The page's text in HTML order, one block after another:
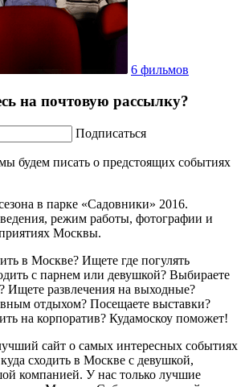
6 фильмов
на почтовую рассылку?
Подписаться
будем писать о предстоящих событиях
в парке «Садовники» 2016.
режим работы, фотографии и
Москвы.
в Москве? Ищете где погулять
с парнем или девушкой? Выбираете
Ищете развлечения на выходные?
отдыхом? Посещаете выставки?
на корпоратив? Кудамоскоу поможет!
сайт о самых интересных событиях
сходить в Москве с девушкой,
компанией. У нас только лучшие